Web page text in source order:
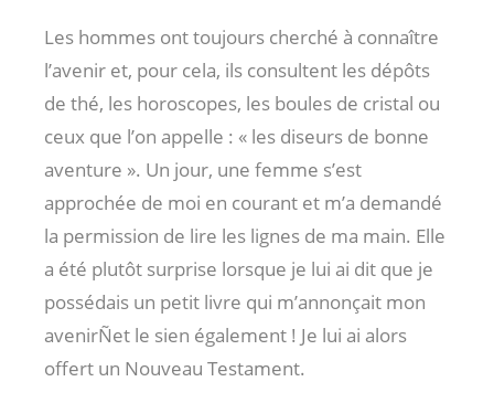
Les hommes ont toujours cherché à connaître
l’avenir et, pour cela, ils consultent les dépôts
de thé, les horoscopes, les boules de cristal ou
ceux que l’on appelle : « les diseurs de bonne
aventure ». Un jour, une femme s’est
approchée de moi en courant et m’a demandé
la permission de lire les lignes de ma main. Elle
a été plutôt surprise lorsque je lui ai dit que je
possédais un petit livre qui m’annonçait mon
avenirÑet le sien également ! Je lui ai alors
offert un Nouveau Testament.